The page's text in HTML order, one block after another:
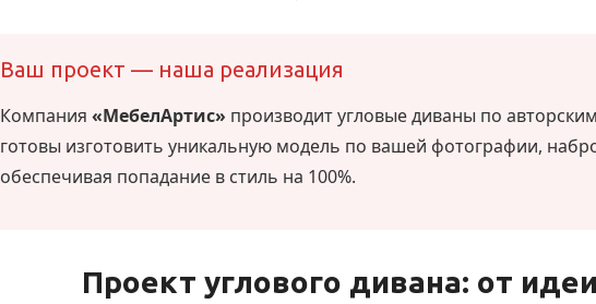
Ваш проект — наша реализация
Компания «МебелАртис» производит угловые диваны по
готовы изготовить уникальную модель по вашей фотографии,
обеспечивая попадание в стиль на 100%.
Проект углового дивана: от